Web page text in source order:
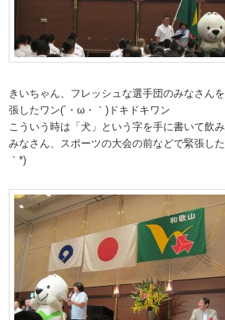
きいちゃん、フレッシュな選手団のみなさん
張したワン(´・ω・｀)ドキドキワン
こういう時は「犬」という字を手に書いて飲
みなさん、スポーツの大会の前などで緊張し
｀*)